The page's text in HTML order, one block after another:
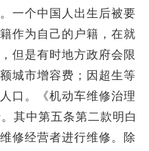
一个中国人出生后被要
作为自己的户籍，在就
但是有时地方政府会限
城市增容费；因超生等
口。《机动车维修治理
其中第五条第二款明白
修经营者进行维修。除